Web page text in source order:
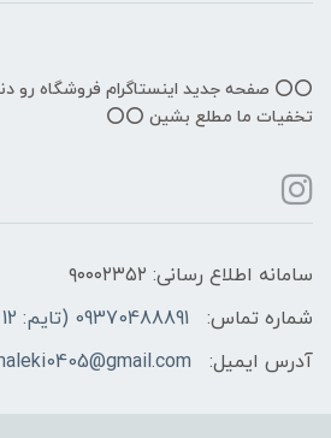
⭕️⭕️ صفحه جدید اینستاگرام فروشگاه رو
تخفیات ما مطلع بشین ⭕️⭕️
سامانه اطلاع رسانی: ۹۰۰۰۲۳۵۲
شماره تماس:
09370488891 (تایم: 12 الی ۱۸)
آدرس ایمیل: